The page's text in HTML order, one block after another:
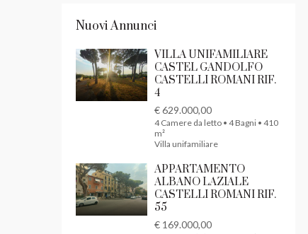
Nuovi Annunci
VILLA UNIFAMILIARE
CASTEL GANDOLFO
CASTELLI ROMANI RIF.
4
€ 629.000,00
4 Camere da letto • 4 Bagni • 410
m²
Villa unifamiliare
APPARTAMENTO
ALBANO LAZIALE
CASTELLI ROMANI RIF.
55
€ 169.000,00